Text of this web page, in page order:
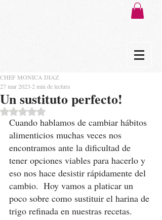
Un sustituto perfecto!
CHEF MONICA DIAZ
27 mar 2023 2 min de lectura
Obtuvo NaN de 5 estrellas.
Cuando hablamos de cambiar hábitos
alimenticios muchas veces nos
encontramos ante la dificultad de
tener opciones viables para hacerlo y
eso nos hace desistir rápidamente del
cambio.  Hoy vamos a platicar un
poco sobre como sustituir el harina de
trigo refinada en nuestras recetas.